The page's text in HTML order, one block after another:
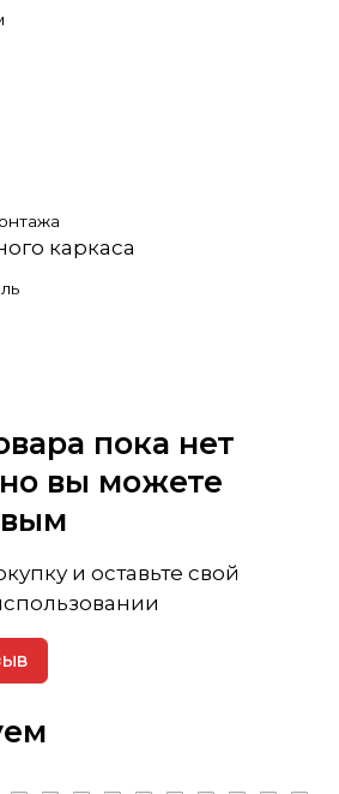
каркаса
пока нет
вы можете
и оставьте свой